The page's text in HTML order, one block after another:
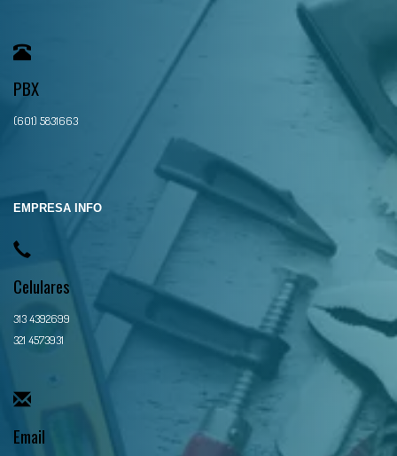
PBX
(601) 5831663
EMPRESA INFO
Celulares
313 4392699
321 4573931
Email